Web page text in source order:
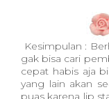
Kesimpulan :
gak bisa cari
cepat habis aja
yang lain akan
puas karena lip